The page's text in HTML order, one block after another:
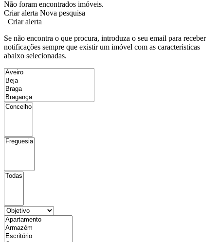
Não foram encontrados imóveis.
Criar alerta Nova pesquisa
Criar alerta
Se não encontra o que procura, introduza o seu email para receber
notificações sempre que existir um imóvel com as características
abaixo selecionadas.